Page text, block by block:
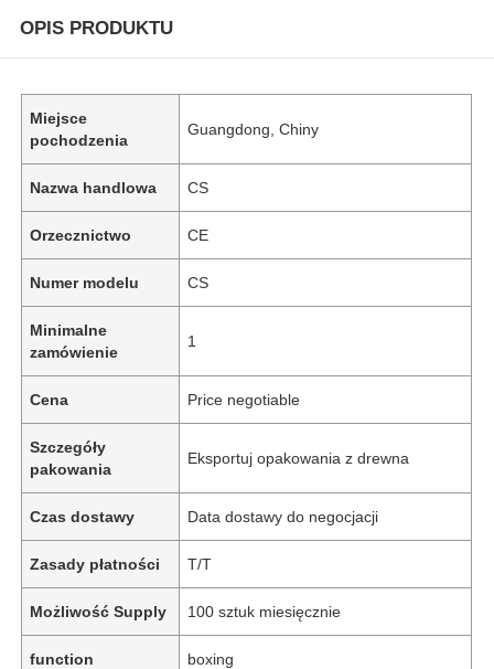
OPIS PRODUKTU
Miejsce
pochodzenia
Guangdong, Chiny
Nazwa handlowa CS
Orzecznictwo CE
Numer modelu CS
Minimalne
zamówienie
1
Cena Price negotiable
Szczegóły
pakowania
Eksportuj opakowania z drewna
Czas dostawy Data dostawy do negocjacji
Zasady płatności T/T
Możliwość Supply 100 sztuk miesięcznie
function boxing